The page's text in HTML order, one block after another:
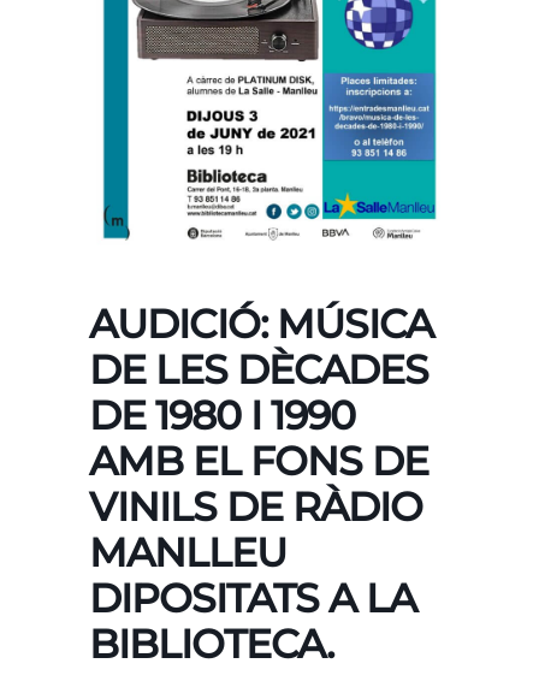
AUDICIÓ: MÚSICA
DE LES DÈCADES
DE 1980 I 1990
AMB EL FONS DE
VINILS DE RÀDIO
MANLLEU
DIPOSITATS A LA
BIBLIOTECA.